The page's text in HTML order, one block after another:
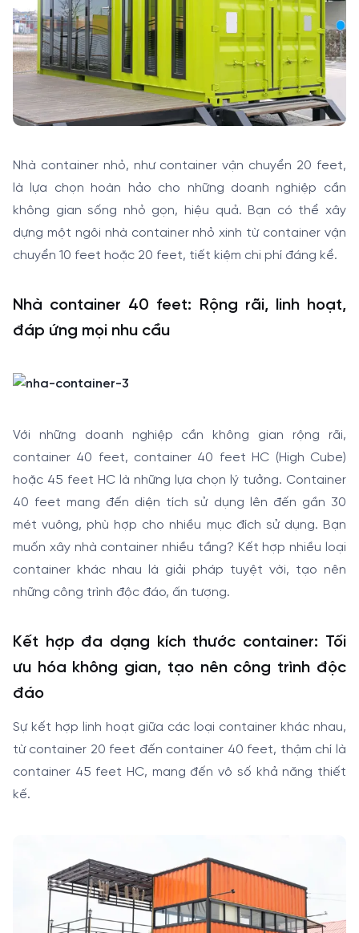
Nhà container nhỏ, như container vận chuyển 20 feet,
là lựa chọn hoàn hảo cho những doanh nghiệp cần
không gian sống nhỏ gọn, hiệu quả. Bạn có thể xây
dựng một ngôi nhà container nhỏ xinh từ container vận
chuyển 10 feet hoặc 20 feet, tiết kiệm chi phí đáng kể.
Nhà container 40 feet: Rộng rãi, linh hoạt,
đáp ứng mọi nhu cầu
Với những doanh nghiệp cần không gian rộng rãi,
container 40 feet, container 40 feet HC (High Cube)
hoặc 45 feet HC là những lựa chọn lý tưởng. Container
40 feet mang đến diện tích sử dụng lên đến gần 30
mét vuông, phù hợp cho nhiều mục đích sử dụng. Bạn
muốn xây nhà container nhiều tầng? Kết hợp nhiều loại
container khác nhau là giải pháp tuyệt vời, tạo nên
những công trình độc đáo, ấn tượng.
Kết hợp đa dạng kích thước container: Tối
ưu hóa không gian, tạo nên công trình độc
đáo
Sự kết hợp linh hoạt giữa các loại container khác nhau,
từ container 20 feet đến container 40 feet, thậm chí là
container 45 feet HC, mang đến vô số khả năng thiết
kế.